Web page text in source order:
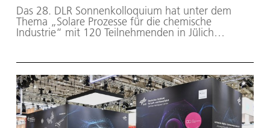
Das 28. DLR Sonnenkolloquium hat unter dem
Thema „Solare Prozesse für die chemische
Industrie“ mit 120 Teilnehmenden in Jülich